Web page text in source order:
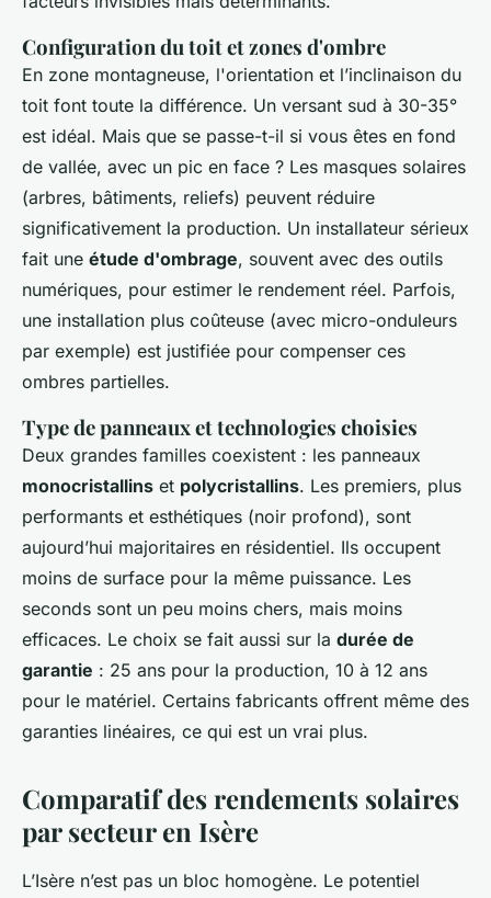
Configuration du toit et zones d'ombre
En zone montagneuse, l'orientation et l’inclinaison du
toit font toute la différence. Un versant sud à 30-35°
est idéal. Mais que se passe-t-il si vous êtes en fond
de vallée, avec un pic en face ? Les masques solaires
(arbres, bâtiments, reliefs) peuvent réduire
significativement la production. Un installateur sérieux
fait une étude d'ombrage, souvent avec des outils
numériques, pour estimer le rendement réel. Parfois,
une installation plus coûteuse (avec micro-onduleurs
par exemple) est justifiée pour compenser ces
ombres partielles.
Type de panneaux et technologies choisies
Deux grandes familles coexistent : les panneaux
monocristallins et polycristallins. Les premiers, plus
performants et esthétiques (noir profond), sont
aujourd’hui majoritaires en résidentiel. Ils occupent
moins de surface pour la même puissance. Les
seconds sont un peu moins chers, mais moins
efficaces. Le choix se fait aussi sur la durée de
garantie : 25 ans pour la production, 10 à 12 ans
pour le matériel. Certains fabricants offrent même des
garanties linéaires, ce qui est un vrai plus.
Comparatif des rendements solaires
par secteur en Isère
L’Isère n’est pas un bloc homogène. Le potentiel